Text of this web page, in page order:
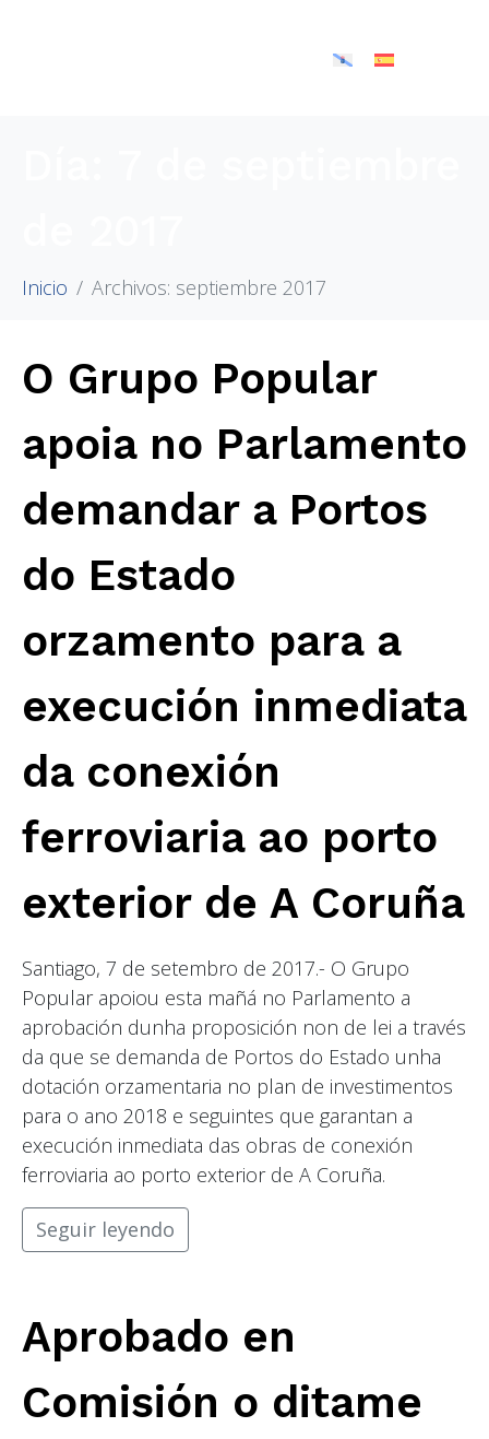
Inicio Archivos: septiembre 2017
O Grupo Popular
apoia no Parlamento
demandar a Portos
do Estado
orzamento para a
execución inmediata
da conexión
ferroviaria ao porto
exterior de A Coruña
Santiago, 7 de setembro de 2017.- O Grupo
Popular apoiou esta mañá no Parlamento a
aprobación dunha proposición non de lei a través
da que se demanda de Portos do Estado unha
dotación orzamentaria no plan de investimentos
para o ano 2018 e seguintes que garantan a
execución inmediata das obras de conexión
ferroviaria ao porto exterior de A Coruña.
Seguir leyendo
Aprobado en
Comisión o ditame